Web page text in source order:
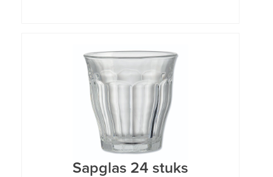
Sapglas 24 stuks